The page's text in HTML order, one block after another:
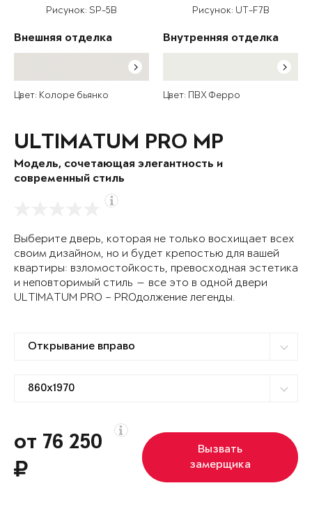
Рисунок: SP-5B
Внешняя отделка
Цвет: Колоре бьянко
Рисунок: UT-F7B
Внутренняя отделка
Цвет: ПВХ Ферро
ULTIMATUM PRO MP
Модель, сочетающая элегантность и
современный стиль
Выберите дверь, которая не только восхищает всех
своим дизайном, но и будет крепостью для вашей
квартиры: взломостойкость, превосходная эстетика
и неповторимый стиль — все это в одной двери
ULTIMATUM PRO – PROдолжение легенды.
от 76 250
Вызвать
замерщика